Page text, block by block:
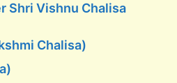
Shri Vishnu Chalisa
Chalisa)